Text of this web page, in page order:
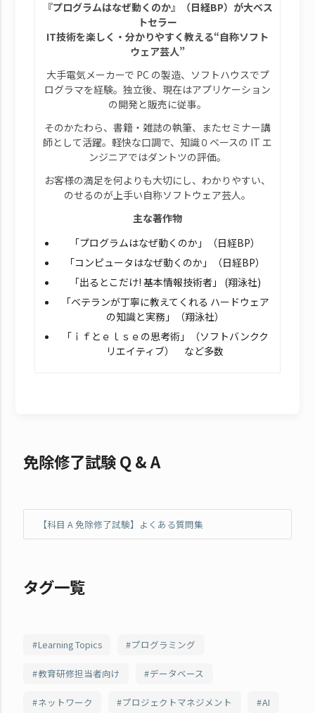
『プログラムはなぜ動くのか』（日経BP）が大ベス
トセラー
IT技術を楽しく・分かりやすく教える“自称ソフト
ウェア芸人”
大手電気メーカーで PC の製造、ソフトハウスでプ
ログラマを経験。独立後、現在はアプリケーション
の開発と販売に従事。
そのかたわら、書籍・雑誌の執筆、またセミナー講
師として活躍。軽快な口調で、知識０ベースの IT エ
ンジニアではダントツの評価。
お客様の満足を何よりも大切にし、わかりやすい、
のせるのが上手い自称ソフトウェア芸人。
主な著作物
「プログラムはなぜ動くのか」（日経BP）
「コンピュータはなぜ動くのか」（日経BP）
「出るとこだけ! 基本情報技術者」 (翔泳社)
「ベテランが丁寧に教えてくれる ハードウェア
の知識と実務」（翔泳社）
「ｉｆとｅｌｓｅの思考術」（ソフトバンクク
リエイティブ） など多数
免除修了試験 Q & A
【科目 A 免除修了試験】よくある質問集
タグ一覧
Learning Topics プログラミング
教育研修担当者向け データベース
ネットワーク プロジェクトマネジメント AI